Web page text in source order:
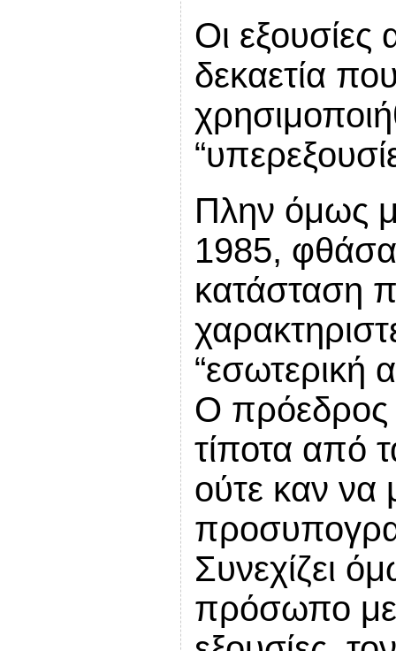
Οι
δεκαετία
Πλην όμως
1985,
κατάσταση
“εσωτερική
Ο πρόεδρος
τίποτα από
ούτε καν να
Συνεχίζει
πρόσωπο με